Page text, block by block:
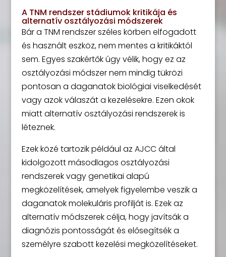
A TNM rendszer stádiumok kritikája és
alternatív osztályozási módszerek
Bár a TNM rendszer széles körben elfogadott
és használt eszköz, nem mentes a kritikáktól
sem. Egyes szakértők úgy vélik, hogy ez az
osztályozási módszer nem mindig tükrözi
pontosan a daganatok biológiai viselkedését
vagy azok válaszát a kezelésekre. Ezen okok
miatt alternatív osztályozási rendszerek is
léteznek.
Ezek közé tartozik például az AJCC által
kidolgozott másodlagos osztályozási
rendszerek vagy genetikai alapú
megközelítések, amelyek figyelembe veszik a
daganatok molekuláris profilját is. Ezek az
alternatív módszerek célja, hogy javítsák a
diagnózis pontosságát és elősegítsék a
személyre szabott kezelési megközelítéseket.